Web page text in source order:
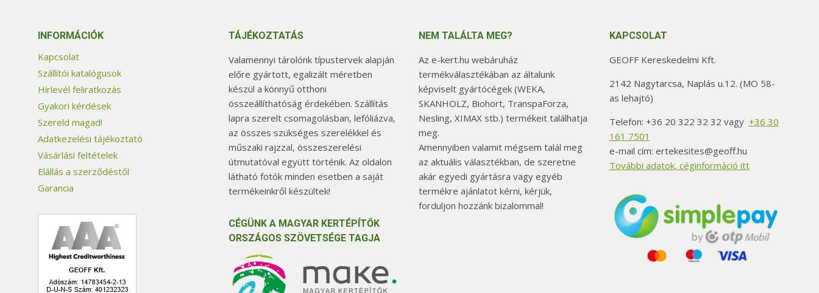
INFORMÁCIÓK
Kapcsolat
Szállítói katalógusok
Hírlevél feliratkozás
Gyakori kérdések
Szereld magad!
Adatkezelési tájékoztató
Vásárlási feltételek
Elállás a szerződéstől
Garancia
TÁJÉKOZTATÁS
Valamennyi tárolónk típustervek alapján
előre gyártott, egalizált méretben
készül a könnyű otthoni
összeállíthatóság érdekében. Szállítás
lapra szerelt csomagolásban, lefóliázva,
az összes szükséges szerelékkel és
műszaki rajzzal, összeszerelési
útmutatóval együtt történik. Az oldalon
látható fotók minden esetben a saját
termékeinkről készültek!
CÉGÜNK A MAGYAR KERTÉPÍTŐK
ORSZÁGOS SZÖVETSÉGE TAGJA
NEM TALÁLTA MEG?
Az e-kert.hu webáruház
termékválasztékában az általunk
képviselt gyártócégek (WEKA,
SKANHOLZ, Biohort, TranspaForza,
Nesling, XIMAX stb.) termékeit találhatja
meg.
Amennyiben valamit mégsem talál meg
az aktuális választékban, de szeretne
akár egyedi gyártásra vagy egyéb
termékre ajánlatot kérni, kérjük,
forduljon hozzánk bizalommal!
KAPCSOLAT
GEOFF Kereskedelmi Kft.
2142 Nagytarcsa, Naplás u.12. (MO 58-
as lehajtó)
Telefon: +36 20 322 32 32 vagy +36 30
161 7501
e-mail cím: ertekesites@geoff.hu
További adatok, céginformáció itt